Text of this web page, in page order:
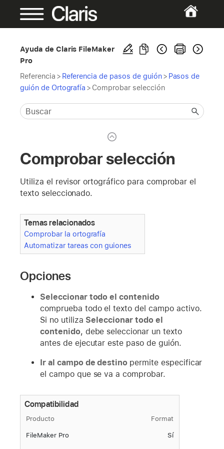
Ayuda de Claris FileMaker
Pro
Referencia > Referencia de pasos de guión > Pasos de
guión de Ortografía > Comprobar selección
Comprobar selección
Utiliza el revisor ortográfico para comprobar el
texto seleccionado.
Temas relacionados
Comprobar la ortografía
Automatizar tareas con guiones
Opciones
Seleccionar todo el contenido
comprueba todo el texto del campo activo.
Si no utiliza Seleccionar todo el
contenido, debe seleccionar un texto
antes de ejecutar este paso de guión.
Ir al campo de destino permite especificar
el campo que se va a comprobar.
Compatibilidad
Producto Format
FileMaker Pro Sí